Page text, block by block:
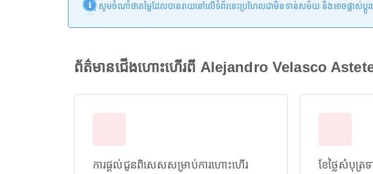
សូមចំណាំថាតម្លៃដែលបានរាយនៅលើទំព័រនេះប្រហែលជាមិនទាន់សម័យ និងអាចផ្លាស់ប្
ព័ត៌មានជើងហោះហើរពី Alejandro Velasco
ការផ្តល់ជូនពិសេសសម្រាប់ការហោះហើរ ខែថ្លៃសំបុត្រ